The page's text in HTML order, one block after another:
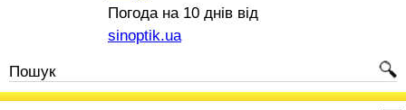
Погода на 10 днів від
sinoptik.ua